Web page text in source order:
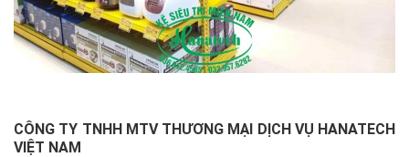
CÔNG TY TNHH MTV THƯƠNG MẠI DỊCH VỤ HANATECH
VIỆT NAM